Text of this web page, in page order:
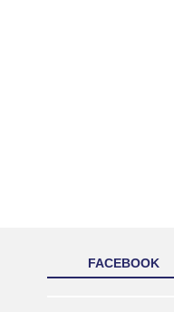
FACEBOOK